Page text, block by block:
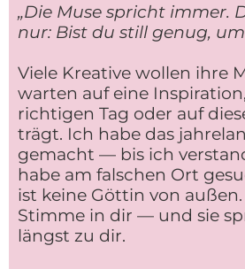
„Die Muse spricht immer.
nur: Bist du still genug, um
Viele Kreative wollen ihre
warten auf eine
richtigen Tag oder auf
trägt. Ich habe das
gemacht — bis ich
habe am falschen Ort
ist keine Göttin von außen.
Stimme in dir — und sie
längst zu dir.